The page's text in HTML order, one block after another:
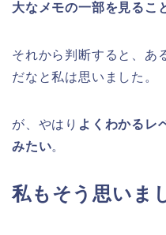
大なメモの一部を見るこ
それから判断すると、あ
だなと私は思いました。
が、やはり よくわかるレ
みたい。
私もそう思いま